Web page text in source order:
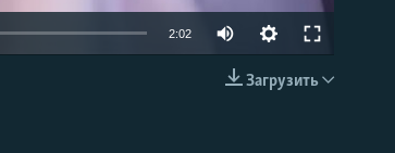
EMBED
2:02
Загрузить